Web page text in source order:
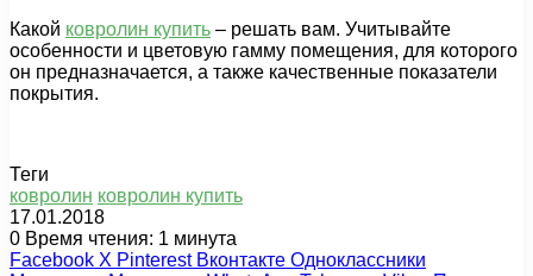
Какой ковролин купить – решать вам. Учитывайте
особенности и цветовую гамму помещения, для которого
он предназначается, а также качественные показатели
покрытия.
Теги
ковролин ковролин купить
17.01.2018
0 Время чтения: 1 минута
Facebook X Pinterest Вконтакте Одноклассники